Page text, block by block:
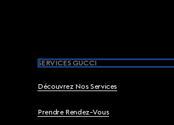
SERVICES GUCCI
Découvrez Nos Services
Prendre Rendez-Vous